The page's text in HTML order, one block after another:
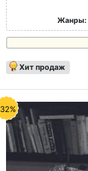
Жанры:
Хит продаж